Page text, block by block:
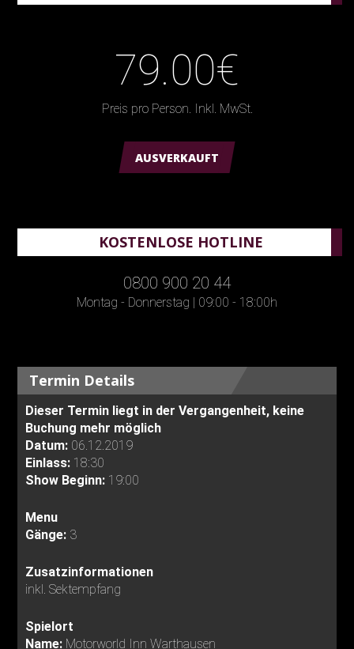
79.00€
Preis pro Person. Inkl. MwSt.
AUSVERKAUFT
KOSTENLOSE HOTLINE
0800 900 20 44
Montag - Donnerstag | 09:00 - 18:00h
Termin Details
Dieser Termin liegt in der Vergangenheit, keine
Buchung mehr möglich
Datum: 06.12.2019
Einlass: 18:30
Show Beginn: 19:00
Menu
Gänge: 3
Zusatzinformationen
inkl. Sektempfang
Spielort
Name: Motorworld Inn Warthausen